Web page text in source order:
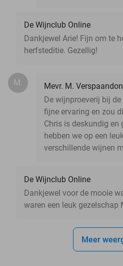
De Wijnclub Online
Dankjewel Arie! Fijn om te
herfsteditie. Gezellig!
M.
Mevr. M.
De wijnproeverij bij
fijne ervaring en zou
Chris is deskundig en
hebben we op een
verschillende wijnen
De Wijnclub Online
Dankjewel voor de mooie
waren een leuk gezelschap
Meer